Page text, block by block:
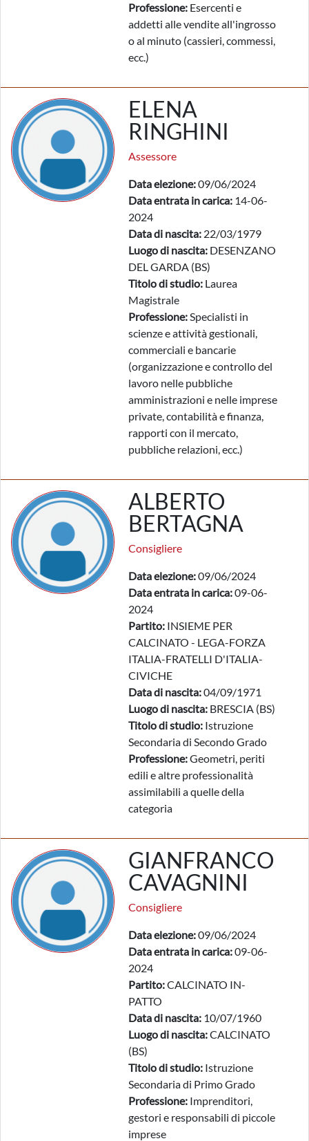
Professione: Esercenti e
addetti alle vendite all'ingrosso
o al minuto (cassieri, commessi,
ecc.)
ELENA
RINGHINI
Assessore
Data elezione:09/06/2024
Data entrata in carica: 14-06-
2024
Data di nascita: 22/03/1979
Luogo di nascita: DESENZANO
DEL GARDA (BS)
Titolo di studio: Laurea
Magistrale
Professione:Specialisti in
scienze e attività gestionali,
commerciali e bancarie
(organizzazione e controllo del
lavoro nelle pubbliche
amministrazioni e nelle imprese
private, contabilità e finanza,
rapporti con il mercato,
pubbliche relazioni, ecc.)
ALBERTO
BERTAGNA
Consigliere
Data elezione:09/06/2024
Data entrata in carica:09-06-
2024
Partito: INSIEME PER
CALCINATO - LEGA-FORZA
ITALIA-FRATELLI D'ITALIA-
CIVICHE
Data di nascita:04/09/1971
Luogo di nascita: BRESCIA (BS)
Titolo di studio: Istruzione
Secondaria di Secondo Grado
Professione:Geometri, periti
edili e altre professionalità
assimilabili a quelle della
categoria
GIANFRANCO
CAVAGNINI
Consigliere
Data elezione:09/06/2024
Data entrata in carica:09-06-
2024
Partito:CALCINATO IN-
PATTO
Data di nascita: 10/07/1960
Luogo di nascita:CALCINATO
(BS)
Titolo di studio: Istruzione
Secondaria di Primo Grado
Professione: Imprenditori,
gestori e responsabili di piccole
imprese